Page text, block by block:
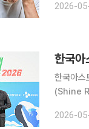
기능 이
2026-
한국아
한국아스
(Shine
라톤은
2026-